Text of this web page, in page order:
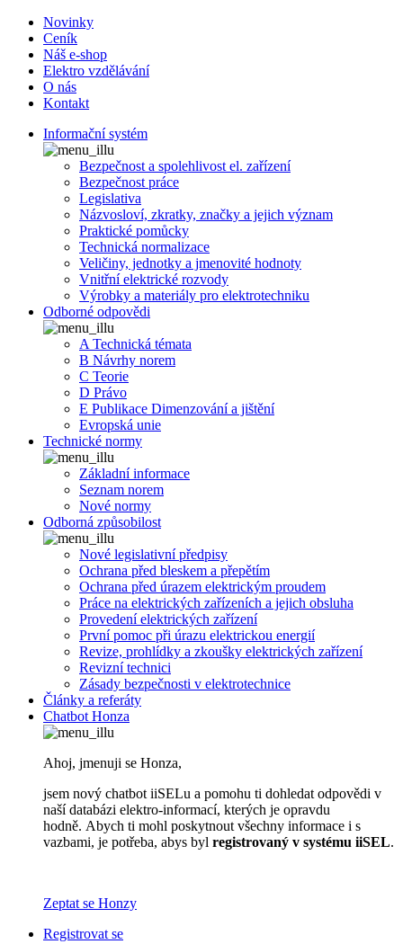
Novinky
Ceník
Náš e-shop
Elektro vzdělávání
O nás
Kontakt
Informační systém
Bezpečnost a spolehlivost el. zařízení
Bezpečnost práce
Legislativa
Názvosloví, zkratky, značky a jejich význam
Praktické pomůcky
Technická normalizace
Veličiny, jednotky a jmenovité hodnoty
Vnitřní elektrické rozvody
Výrobky a materiály pro elektrotechniku
Odborné odpovědi
A Technická témata
B Návrhy norem
C Teorie
D Právo
E Publikace Dimenzování a jištění
Evropská unie
Technické normy
Základní informace
Seznam norem
Nové normy
Odborná způsobilost
Nové legislativní předpisy
Ochrana před bleskem a přepětím
Ochrana před úrazem elektrickým proudem
Práce na elektrických zařízeních a jejich obsluha
Provedení elektrických zařízení
První pomoc při úrazu elektrickou energií
Revize, prohlídky a zkoušky elektrických zařízení
Revizní technici
Zásady bezpečnosti v elektrotechnice
Články a referáty
Chatbot Honza
Ahoj, jmenuji se Honza,
jsem nový chatbot iiSELu a pomohu ti dohledat odpovědi v
naší databázi elektro-informací, kterých je opravdu
hodně. Abych ti mohl poskytnout všechny informace i s
vazbami, je potřeba, abys byl registrovaný v systému iiSEL.
Zeptat se Honzy
Registrovat se